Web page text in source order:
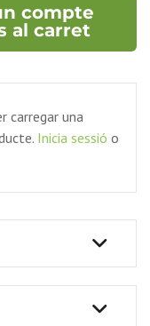
compte
al carret
carregar una
Inicia sessió o